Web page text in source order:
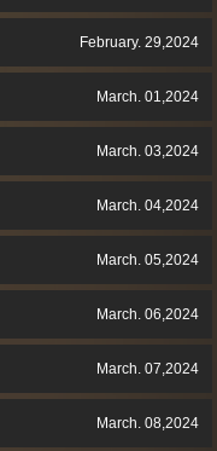
February. 29,2024
March. 01,2024
March. 03,2024
March. 04,2024
March. 05,2024
March. 06,2024
March. 07,2024
March. 08,2024